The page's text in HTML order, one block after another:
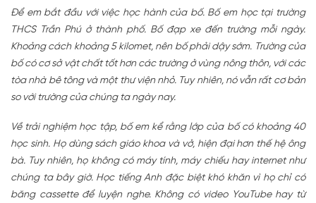
Để em bắt đầu với việc học hành của bố. Bố em học tại trường
THCS Trần Phú ở thành phố. Bố đạp xe đến trường mỗi ngày.
Khoảng cách khoảng 5 kilomet, nên bố phải dậy sớm. Trường của
bố có cơ sở vật chất tốt hơn các trường ở vùng nông thôn, với các
tòa nhà bê tông và một thư viện nhỏ. Tuy nhiên, nó vẫn rất cơ bản
so với trường của chúng ta ngày nay.
Về trải nghiệm học tập, bố em kể rằng lớp của bố có khoảng 40
học sinh. Họ dùng sách giáo khoa và vở, hiện đại hơn thế hệ ông
bà. Tuy nhiên, họ không có máy tính, máy chiếu hay internet như
chúng ta bây giờ. Học tiếng Anh đặc biệt khó khăn vì họ chỉ có
băng cassette để luyện nghe. Không có video YouTube hay từ